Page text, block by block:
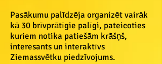
Pasākumu palīdzēja organizēt vairāk
kā 30 brīvprātīgie palīgi, pateicoties
kuriem notika patiešām krāšņš,
interesants un interaktīvs
Ziemassvētku piedzīvojums.